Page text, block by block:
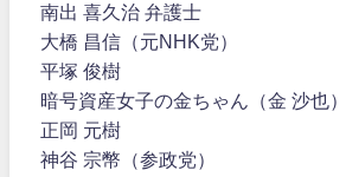
南出 喜久治 弁護士
大橋 昌信（元NHK党）
平塚 俊樹
暗号資産女子の金ちゃん（金 沙也）
正岡 元樹
神谷 宗幣（参政党）